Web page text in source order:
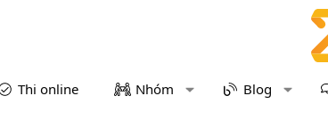
Thi online Nhóm Blog